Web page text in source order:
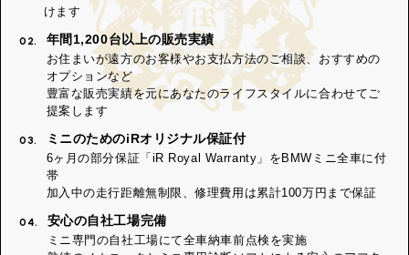
けます
02. 年間1,200台以上の販売実績
お住まいが遠方のお客様やお支払方法のご相談、おすすめの
オプションなど
豊富な販売実績を元にあなたのライフスタイルに合わせてご
提案します
03. ミニのためのiRオリジナル保証付
6ヶ月の部分保証「iR Royal Warranty」をBMWミニ全車に付
帯
加入中の走行距離無制限、修理費用は累計100万円まで保証
04. 安心の自社工場完備
ミニ専門の自社工場にて全車納車前点検を実施